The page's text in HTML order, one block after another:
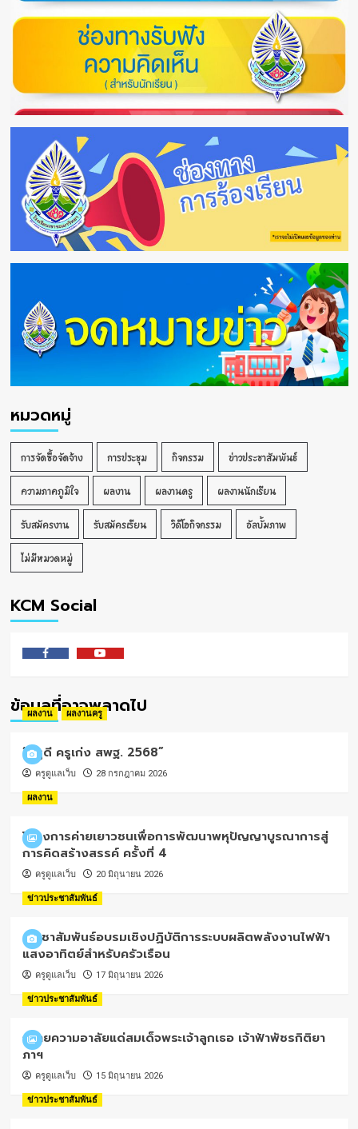
หมวดหมู่
การจัดซื้อจัดจ้าง การประชุม กิจกรรม ข่าวประชาสัมพันธ์
ความภาคภูมิใจ ผลงาน ผลงานครู ผลงานนักเรียน
รับสมัครงาน รับสมัครเรียน วิดีโอกิจกรรม อัลบั้มภาพ
ไม่มีหมวดหมู่
KCM Social
ข้อมูลที่อาจพลาดไป
ผลงาน ผลงานครู
“ครูดี ครูเก่ง สพฐ. 2568”
ครูดูแลเว็บ 28 กรกฎาคม 2026
ผลงาน
โครงการค่ายเยาวชนเพื่อการพัฒนาพหุปัญญาบูรณาการสู่
การคิดสร้างสรรค์ ครั้งที่ 4
ครูดูแลเว็บ 20 มิถุนายน 2026
ข่าวประชาสัมพันธ์
ประชาสัมพันธ์อบรมเชิงปฏิบัติการระบบผลิตพลังงานไฟฟ้า
แสงอาทิตย์สำหรับครัวเรือน
ครูดูแลเว็บ 17 มิถุนายน 2026
ข่าวประชาสัมพันธ์
ถวายความอาลัยแด่สมเด็จพระเจ้าลูกเธอ เจ้าฟ้าพัชรกิติยา
ภาฯ
ครูดูแลเว็บ 15 มิถุนายน 2026
ข่าวประชาสัมพันธ์